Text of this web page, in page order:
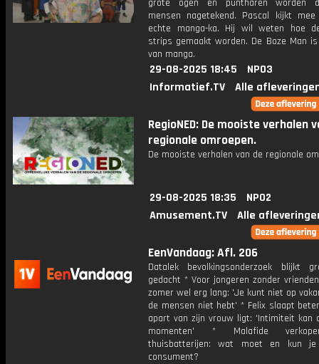
grote ogen en puntharen worden
mensen nagetekend. Pascal kijkt
echte manga-ka. Hij wil weten hoe
strips gemaakt worden. De Boze Man
van manga.
29-08-2025 18:45
NPO3
Informatief.TV
Alle
RegioNED: De mooiste verhalen
regionale omroepen.
De mooiste verhalen van de regionale
29-08-2025 18:35
NPO2
Amusement.TV
Alle
EenVandaag: Afl. 206
Datalek bevolkingsonderzoek blijkt
gedacht * Voor jongeren zonder
zomer wel erg lang: 'Je kunt niet op
de mensen niet hebt' * Felix slaapt
apart van zijn vrouw ligt: 'Intimiteit kan
momenten' * Malafide
thuisbatterijen: wat moet en kun
consument?